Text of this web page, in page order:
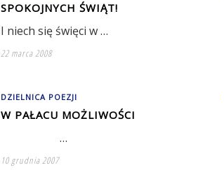
SPOKOJNYCH ŚWIĄT!
I niech się święci w …
22 marca 2008
DZIELNICA POEZJI
W PAŁACU MOŻLIWOŚCI
…
10 grudnia 2007